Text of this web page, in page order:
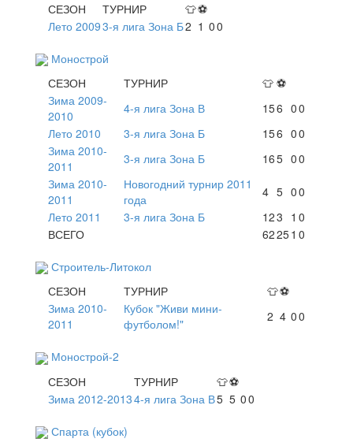
СЕЗОН
ТУРНИР 👕⚽
Лето 20093-я лига Зона Б2 1 00
Монострой
СЕЗОН
ТУРНИР 👕 ⚽
Зима 2009-
2010
4-я лига Зона В 156 00
Лето 2010
3-я лига Зона Б 156 00
Зима 2010-
2011
3-я лига Зона Б 165 00
Зима 2010-
2011
Новогодний турнир 2011
года
4 5 00
Лето 2011
3-я лига Зона Б 123 1 0
ВСЕГО
62251 0
Строитель-Литокол
СЕЗОН
ТУРНИР 👕⚽
Зима 2010-
2011
Кубок "Живи мини-
футболом!"
2 4 00
Монострой-2
СЕЗОН
ТУРНИР 👕⚽
Зима 2012-20134-я лига Зона В5 5 00
Спарта (кубок)